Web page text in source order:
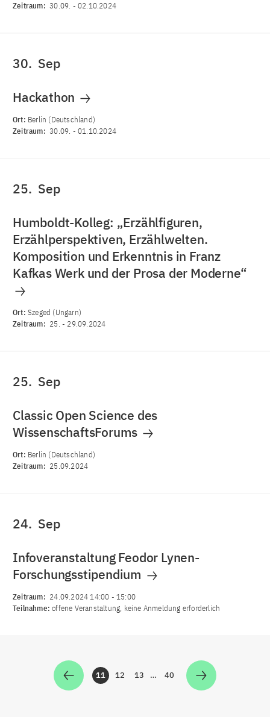
Zeitraum: 30.09. -02.10.2024
30. Sep
Hackathon
Ort: Berlin (Deutschland)
Zeitraum: 30.09. -01.10.2024
25. Sep
Humboldt-Kolleg: „Erzählfiguren,
Erzählperspektiven, Erzählwelten.
Komposition und Erkenntnis in Franz
Kafkas Werk und der Prosa der Moderne“
Ort: Szeged (Ungarn)
Zeitraum: 25. - 29.09.2024
25. Sep
Classic Open Science des
WissenschaftsForums
Ort: Berlin (Deutschland)
Zeitraum: 25.09.2024
24. Sep
Infoveranstaltung Feodor Lynen-
Forschungsstipendium
Zeitraum: 24.09.2024 14:00 -15:00
Teilnahme:offene Veranstaltung, keine Anmeldung erforderlich
Zur Seite
11 Zur Seite
12 Zur Seite
13 … Zur Seite
40